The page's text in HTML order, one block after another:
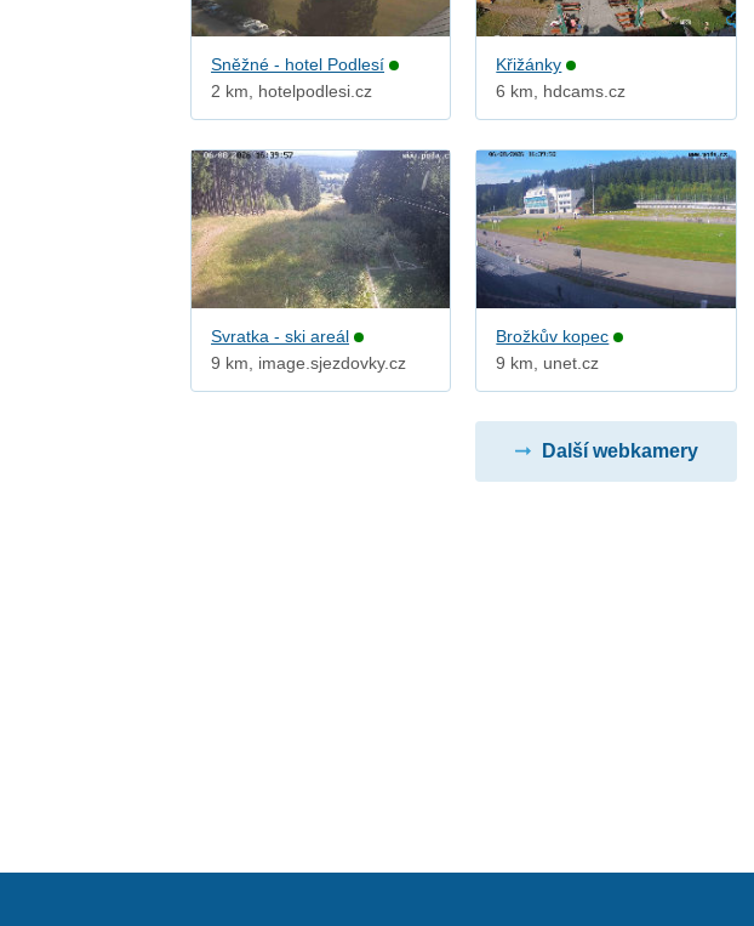
Sněžné - hotel Podlesí
2 km, hotelpodlesi.cz
Křižánky
6 km, hdcams.cz
Svratka - ski areál
9 km, image.sjezdovky.cz
Brožkův kopec
9 km, unet.cz
Další webkamery